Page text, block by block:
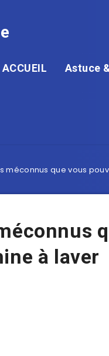
ACCUEIL Astuce
méconnus que vous
à laver